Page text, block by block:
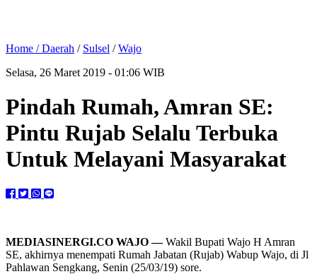
Home /Daerah / Sulsel /Wajo
Selasa, 26 Maret 2019 - 01:06 WIB
Pindah Rumah, Amran SE:
Pintu Rujab Selalu Terbuka
Untuk Melayani Masyarakat
MEDIASINERGI.CO WAJO —Wakil Bupati Wajo H Amran
SE, akhirnya menempati Rumah Jabatan (Rujab) Wabup Wajo, di Jl
Pahlawan Sengkang, Senin (25/03/19) sore.